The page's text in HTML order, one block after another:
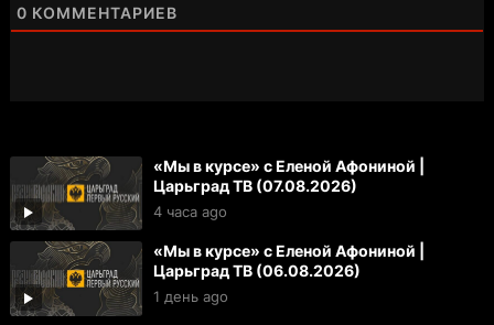
0 КОММЕНТАРИЕВ
«Мы в курсе» с Еленой Афониной |
Царьград ТВ (07.08.2026)
4 часа ago
«Мы в курсе» с Еленой Афониной |
Царьград ТВ (06.08.2026)
1 день ago